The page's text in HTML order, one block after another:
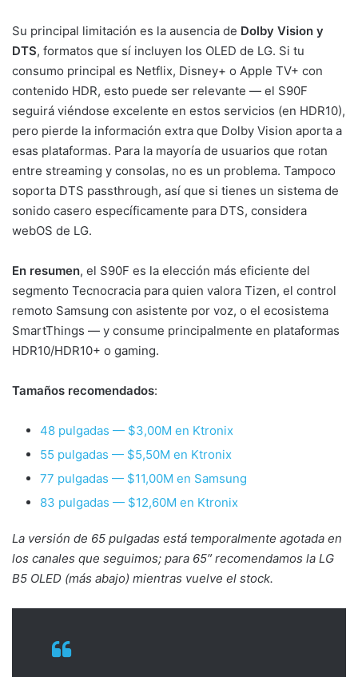
Su principal limitación es la ausencia de Dolby Vision y
DTS, formatos que sí incluyen los OLED de LG. Si tu
consumo principal es Netflix, Disney+ o Apple TV+ con
contenido HDR, esto puede ser relevante — el S90F
seguirá viéndose excelente en estos servicios (en HDR10),
pero pierde la información extra que Dolby Vision aporta a
esas plataformas. Para la mayoría de usuarios que rotan
entre streaming y consolas, no es un problema. Tampoco
soporta DTS passthrough, así que si tienes un sistema de
sonido casero específicamente para DTS, considera
webOS de LG.
En resumen, el S90F es la elección más eficiente del
segmento Tecnocracia para quien valora Tizen, el control
remoto Samsung con asistente por voz, o el ecosistema
SmartThings — y consume principalmente en plataformas
HDR10/HDR10+ o gaming.
Tamaños recomendados:
48 pulgadas — $3,00M en Ktronix
55 pulgadas — $5,50M en Ktronix
77 pulgadas — $11,00M en Samsung
83 pulgadas — $12,60M en Ktronix
La versión de 65 pulgadas está temporalmente agotada en
los canales que seguimos; para 65″ recomendamos la LG
B5 OLED (más abajo) mientras vuelve el stock.